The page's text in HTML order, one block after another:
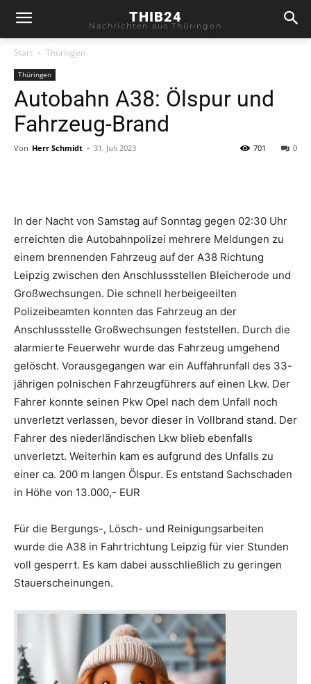
THIB24
Nachrichten aus Thüringen
Start Thüringen
Thüringen
Autobahn A38: Ölspur und
Fahrzeug-Brand
Von Herr Schmidt - 31. Juli 2023 0
701
In der Nacht von Samstag auf Sonntag gegen 02:30 Uhr
erreichten die Autobahnpolizei mehrere Meldungen zu
einem brennenden Fahrzeug auf der A38 Richtung
Leipzig zwischen den Anschlussstellen Bleicherode und
Großwechsungen. Die schnell herbeigeeilten
Polizeibeamten konnten das Fahrzeug an der
Anschlussstelle Großwechsungen feststellen. Durch die
alarmierte Feuerwehr wurde das Fahrzeug umgehend
gelöscht. Vorausgegangen war ein Auffahrunfall des 33-
jährigen polnischen Fahrzeugführers auf einen Lkw. Der
Fahrer konnte seinen Pkw Opel nach dem Unfall noch
unverletzt verlassen, bevor dieser in Vollbrand stand. Der
Fahrer des niederländischen Lkw blieb ebenfalls
unverletzt. Weiterhin kam es aufgrund des Unfalls zu
einer ca. 200 m langen Ölspur. Es entstand Sachschaden
in Höhe von 13.000,- EUR
Für die Bergungs-, Lösch- und Reinigungsarbeiten
wurde die A38 in Fahrtrichtung Leipzig für vier Stunden
voll gesperrt. Es kam dabei ausschließlich zu geringen
Stauerscheinungen.